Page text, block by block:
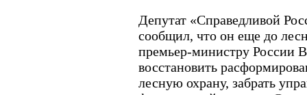
Депутат «Справедливой
сообщил, что он еще до
премьер-министру России
восстановить
лесную охрану, забрать